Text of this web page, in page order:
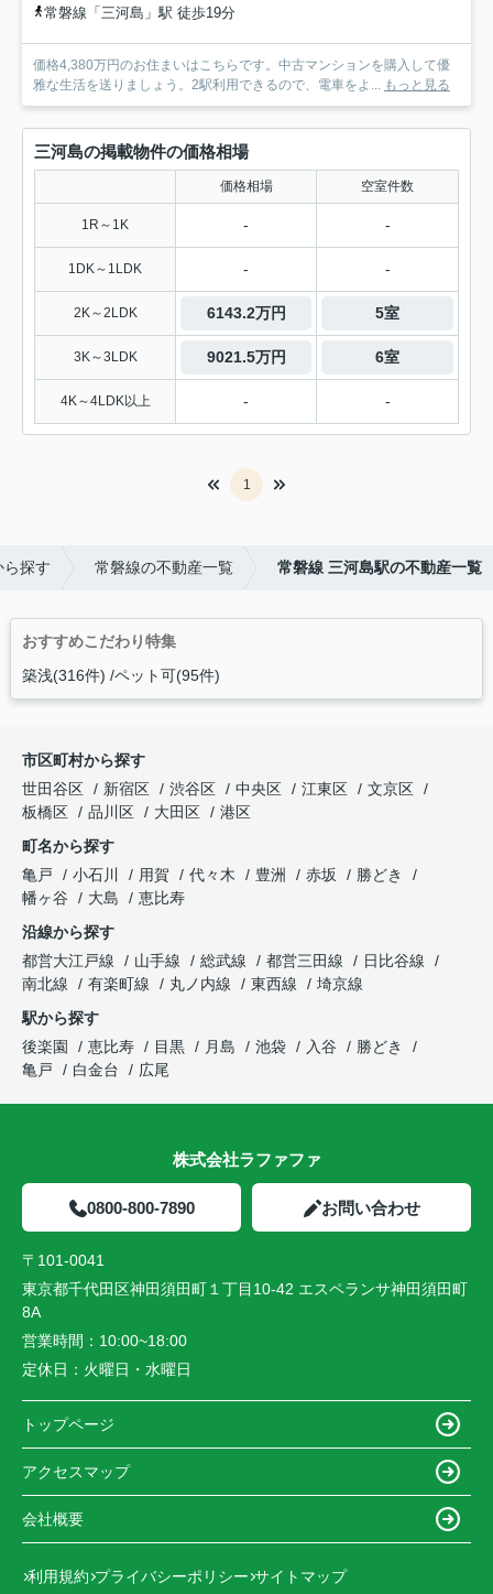
常磐線「三河島」駅 徒歩19分
価格4,380万円のお住まいはこちらです。中古マンションを購入して優
雅な生活を送りましょう。2駅利用できるので、電車をよ... もっと見る
三河島の掲載物件の価格相場
価格相場 空室件数
1R～1K - -
1DK～1LDK - -
2K～2LDK 6143.2万円 5室
3K～3LDK 9021.5万円 6室
4K～4LDK以上 - -
1
ら探す 常磐線の不動産一覧 常磐線 三河島駅の不動産一覧
おすすめこだわり特集
築浅(316件) ペット可(95件)
市区町村から探す
世田谷区
新宿区 渋谷区 中央区 江東区
文京区
板橋区
品川区 大田区
港区
町名から探す
亀戸
小石川 用賀 代々木 豊洲 赤坂
勝どき
幡ヶ谷
大島
恵比寿
沿線から探す
都営大江戸線
山手線 総武線 都営三田線
日比谷線
南北線
有楽町線 丸ノ内線 東西線
埼京線
駅から探す
後楽園
恵比寿 目黒 月島 池袋 入谷
勝どき
亀戸
白金台 広尾
株式会社ラファファ
0800-800-7890 お問い合わせ
〒101-0041
東京都千代田区神田須田町１丁目10-42 エスペランサ神田須田町
8A
営業時間： 10:00~18:00
定休日： 火曜日・水曜日
トップページ
アクセスマップ
会社概要
利用規約 プライバシーポリシー サイトマップ